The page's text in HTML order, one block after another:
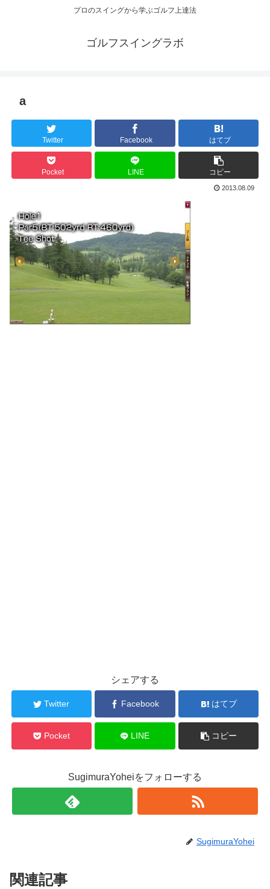
プロのスイングから学ぶゴルフ上達法
ゴルフスイングラボ
a
Twitter Facebook はてブ
Pocket LINE コピー
2013.08.09
シェアする
Twitter Facebook はてブ
Pocket LINE コピー
SugimuraYoheiをフォローする
SugimuraYohei
関連記事